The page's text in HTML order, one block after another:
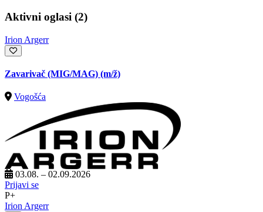
Aktivni oglasi (2)
Irion Argerr
Zavarivač (MIG/MAG) (m/ž)
Vogošća
03.08. – 02.09.2026
Prijavi se
P+
Irion Argerr